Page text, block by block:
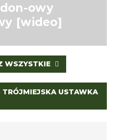
owy
[wideo]
WSZYSTKIE
TRÓJMIEJSKA USTAWKA